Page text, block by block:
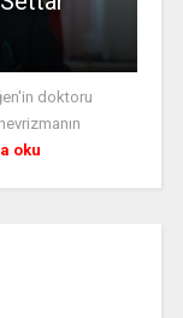
doktoru
oku